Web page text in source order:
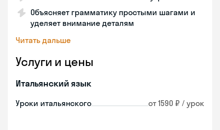
Объясняет грамматику простыми шагами и
уделяет внимание деталям
Читать дальше
Услуги и цены
Итальянский язык
Уроки итальянского от 1590 ₽ / урок